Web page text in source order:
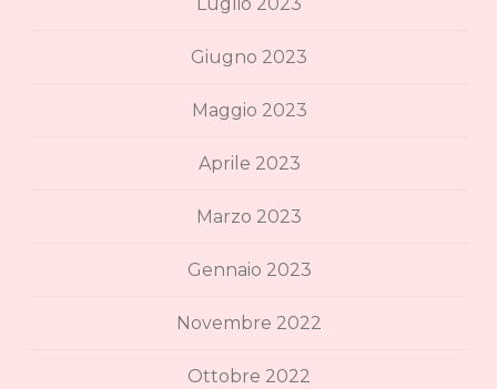
Luglio 2023
Giugno 2023
Maggio 2023
Aprile 2023
Marzo 2023
Gennaio 2023
Novembre 2022
Ottobre 2022